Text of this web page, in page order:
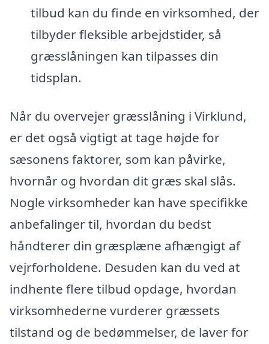
tilbud kan du finde en virksomhed, der
tilbyder fleksible arbejdstider, så
græsslåningen kan tilpasses din
tidsplan.
Når du overvejer græsslåning i Virklund,
er det også vigtigt at tage højde for
sæsonens faktorer, som kan påvirke,
hvornår og hvordan dit græs skal slås.
Nogle virksomheder kan have specifikke
anbefalinger til, hvordan du bedst
håndterer din græsplæne afhængigt af
vejrforholdene. Desuden kan du ved at
indhente flere tilbud opdage, hvordan
virksomhederne vurderer græssets
tilstand og de bedømmelser, de laver for